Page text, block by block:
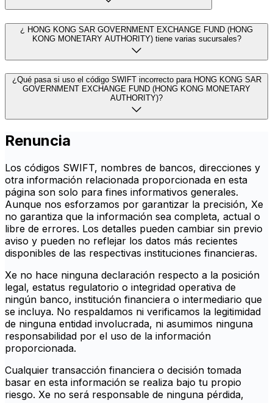
¿ HONG KONG SAR GOVERNMENT EXCHANGE FUND (HONG
KONG MONETARY AUTHORITY) tiene varias sucursales?
¿Qué pasa si uso el código SWIFT incorrecto para HONG KONG SAR
GOVERNMENT EXCHANGE FUND (HONG KONG MONETARY
AUTHORITY)?
Renuncia
Los códigos SWIFT, nombres de bancos, direcciones y
otra información relacionada proporcionada en esta
página son solo para fines informativos generales.
Aunque nos esforzamos por garantizar la precisión, Xe
no garantiza que la información sea completa, actual o
libre de errores. Los detalles pueden cambiar sin previo
aviso y pueden no reflejar los datos más recientes
disponibles de las respectivas instituciones financieras.
Xe no hace ninguna declaración respecto a la posición
legal, estatus regulatorio o integridad operativa de
ningún banco, institución financiera o intermediario que
se incluya. No respaldamos ni verificamos la legitimidad
de ninguna entidad involucrada, ni asumimos ninguna
responsabilidad por el uso de la información
proporcionada.
Cualquier transacción financiera o decisión tomada
basar en esta información se realiza bajo tu propio
riesgo. Xe no será responsable de ninguna pérdida,